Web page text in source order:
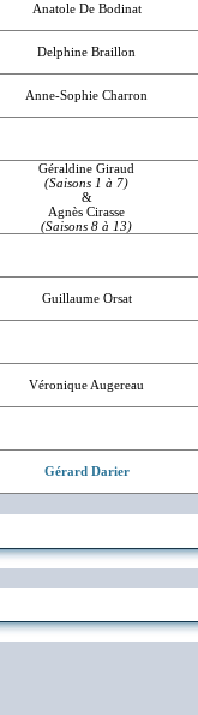
Anatole De Bodinat
Delphine Braillon
Anne-Sophie Charron
Géraldine Giraud
(Saisons 1 à 7)
&
Agnès Cirasse
(Saisons 8 à 13)
Guillaume Orsat
Véronique Augereau
Gérard Darier